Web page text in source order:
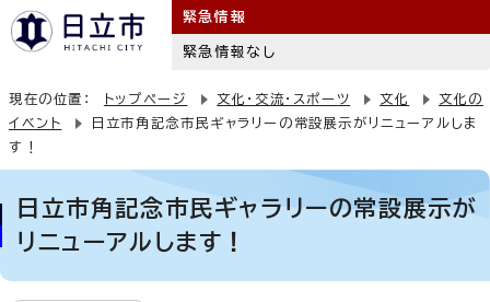
緊急情報
緊急情報なし
現在の位置： トップページ 文化・交流・スポーツ 文化
文化の
イベント
日立市角記念市民ギャラリーの常設展示がリニューアルしま
す！
日立市角記念市民ギャラリーの常設展示が
リニューアルします！